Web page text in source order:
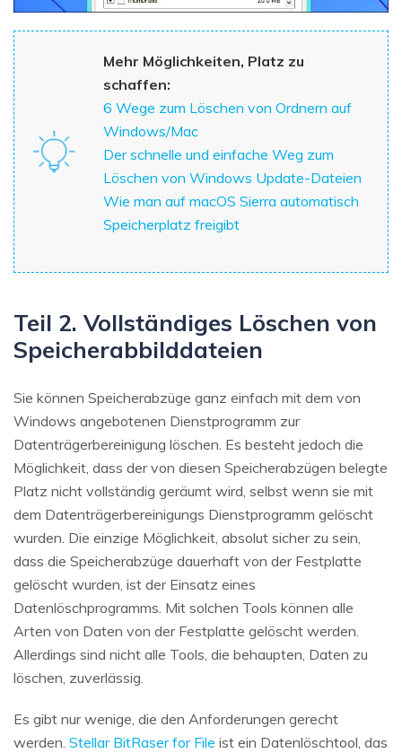
Mehr Möglichkeiten, Platz zu
schaffen:
6 Wege zum Löschen von Ordnern auf
Windows/Mac
Der schnelle und einfache Weg zum
Löschen von Windows Update-Dateien
Wie man auf macOS Sierra automatisch
Speicherplatz freigibt
Teil 2. Vollständiges Löschen von
Speicherabbilddateien
Sie können Speicherabzüge ganz einfach mit dem von
Windows angebotenen Dienstprogramm zur
Datenträgerbereinigung löschen. Es besteht jedoch die
Möglichkeit, dass der von diesen Speicherabzügen belegte
Platz nicht vollständig geräumt wird, selbst wenn sie mit
dem Datenträgerbereinigungs Dienstprogramm gelöscht
wurden. Die einzige Möglichkeit, absolut sicher zu sein,
dass die Speicherabzüge dauerhaft von der Festplatte
gelöscht wurden, ist der Einsatz eines
Datenlöschprogramms. Mit solchen Tools können alle
Arten von Daten von der Festplatte gelöscht werden.
Allerdings sind nicht alle Tools, die behaupten, Daten zu
löschen, zuverlässig.
Es gibt nur wenige, die den Anforderungen gerecht
werden. Stellar BitRaser for File ist ein Datenlöschtool, das